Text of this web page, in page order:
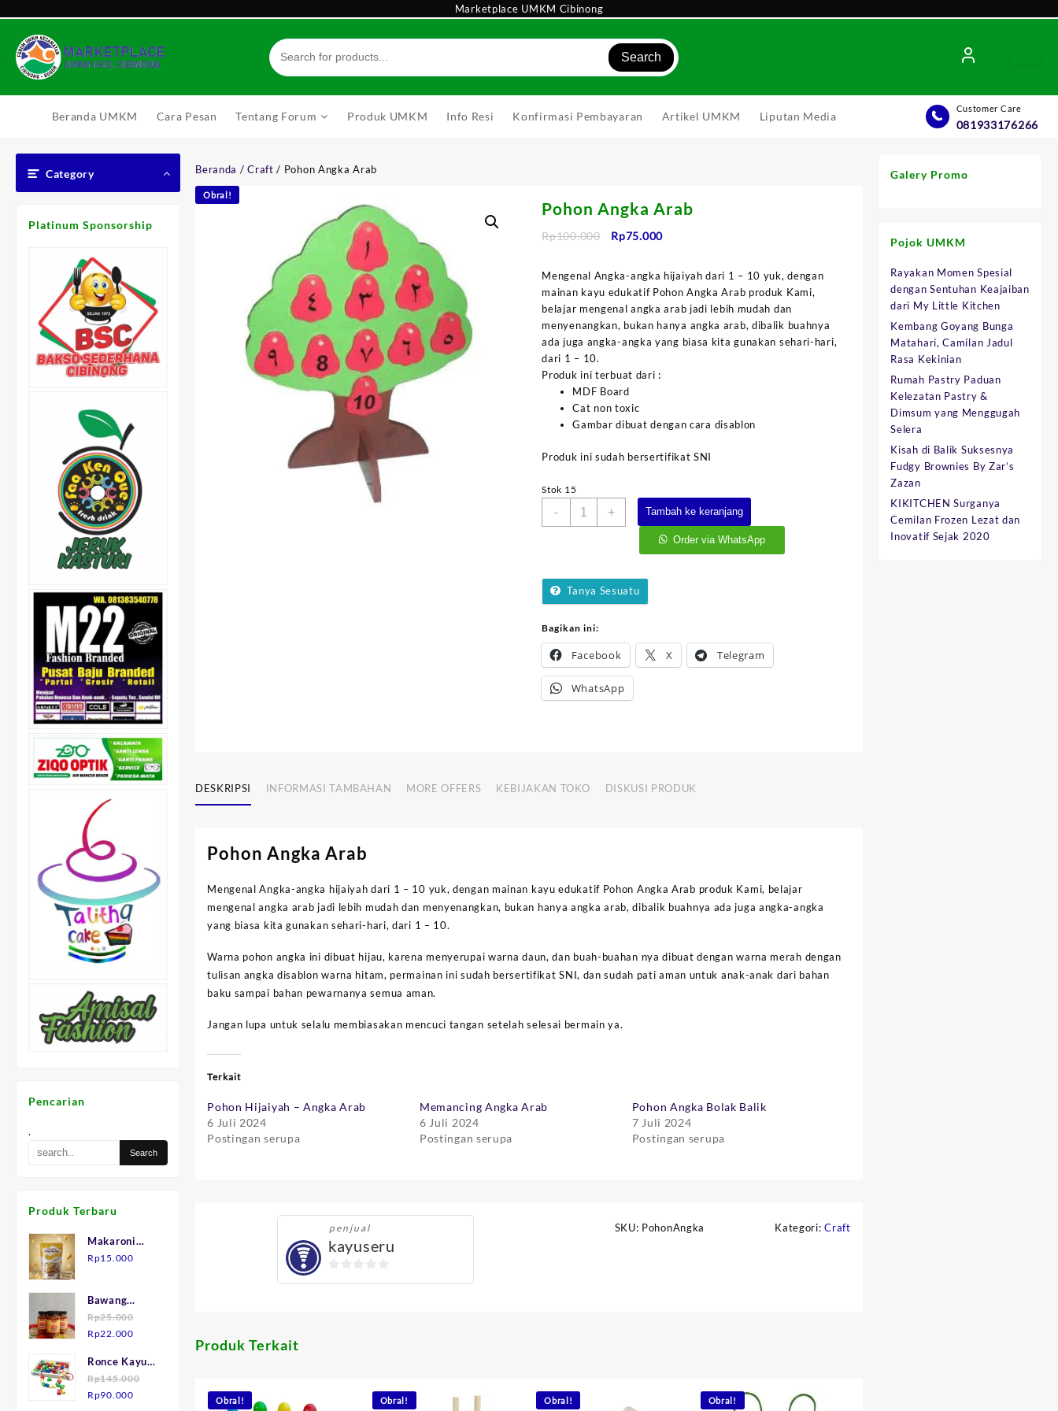
content
Marketplace UMKM Cibinong
Search
Beranda UMKM Cara Pesan Tentang Forum Produk UMKM Info Resi Konfirmasi Pembayaran Artikel UMKM Liputan Media
Customer Care
081933176266
Category
Platinum Sponsorship
Pencarian
.
Produk Terbaru
Makaroni
Keju "Mak
Rp15.000
Bawang
Goreng asli
Brebes.
Rp25.000
Harga
adalah:
Rp25.000.
Rp22.000Harga
ini
adalah:
Rp22.000.
Ronce Kayu
isi 75
Rp145.000
Harga
Rp90.000Harga
Beranda /Craft / Pohon Angka Arab
Obral!
Pohon Angka Arab
Rp100.000
Harga
adalah:
Rp100.000.
Rp75.000Harga
ini
adalah:
Rp75.000.
Mengenal Angka-angka hijaiyah dari 1 – 10 yuk, dengan
mainan kayu edukatif Pohon Angka Arab produk Kami,
belajar mengenal angka arab jadi lebih mudah dan
menyenangkan, bukan hanya angka arab, dibalik buahnya
ada juga angka-angka yang biasa kita gunakan sehari-hari,
dari 1 – 10.
Produk ini terbuat dari :
MDF Board
Cat non toxic
Gambar dibuat dengan cara disablon
Produk ini sudah bersertifikat SNI
Stok 15
-
Kuantitas+ Tambah ke keranjang
Order via WhatsApp
Tanya Sesuatu
Bagikan ini:
Facebook X Telegram
WhatsApp
DESKRIPSI INFORMASI TAMBAHAN MORE OFFERS KEBIJAKAN TOKO DISKUSI PRODUK
Pohon Angka Arab
Mengenal Angka-angka hijaiyah dari 1 – 10 yuk, dengan mainan kayu edukatif Pohon Angka Arab produk Kami, belajar
mengenal angka arab jadi lebih mudah dan menyenangkan, bukan hanya angka arab, dibalik buahnya ada juga angka-angka
yang biasa kita gunakan sehari-hari, dari 1 – 10.
Warna pohon angka ini dibuat hijau, karena menyerupai warna daun, dan buah-buahan nya dibuat dengan warna merah dengan
tulisan angka disablon warna hitam, permainan ini sudah bersertifikat SNI, dan sudah pati aman untuk anak-anak dari bahan
baku sampai bahan pewarnanya semua aman.
Jangan lupa untuk selalu membiasakan mencuci tangan setelah selesai bermain ya.
Terkait
Pohon Hijaiyah – Angka Arab
6 Juli 2024
Postingan serupa
Memancing Angka Arab
6 Juli 2024
Postingan serupa
Pohon Angka Bolak Balik
7 Juli 2024
Postingan serupa
penjual
kayuseru
SKU: PohonAngka Kategori:Craft
Produk Terkait
Obral! Obral! Obral! Obral!
Galery Promo
Pojok UMKM
Rayakan Momen Spesial
dengan Sentuhan Keajaiban
dari My Little Kitchen
Kembang Goyang Bunga
Matahari, Camilan Jadul
Rasa Kekinian
Rumah Pastry Paduan
Kelezatan Pastry &
Dimsum yang Menggugah
Selera
Kisah di Balik Suksesnya
Fudgy Brownies By Zar’s
Zazan
KIKITCHEN Surganya
Cemilan Frozen Lezat dan
Inovatif Sejak 2020